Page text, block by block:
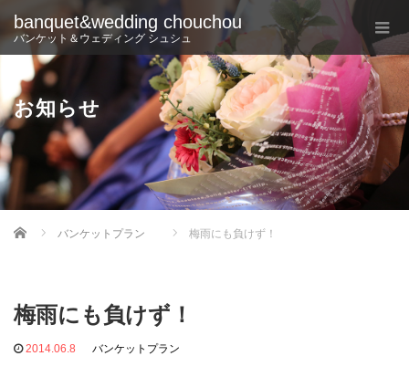
banquet&wedding chouchou
バンケット＆ウェディング シュシュ
お知らせ
Home バンケットプラン 梅雨にも負けず！
梅雨にも負けず！
2014.06.8 バンケットプラン